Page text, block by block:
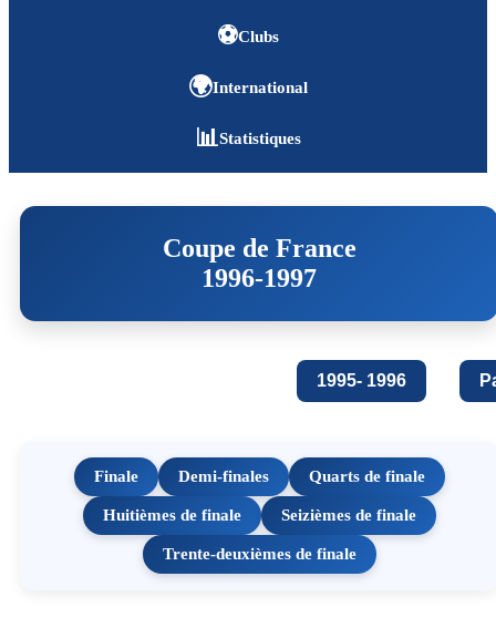
⚽Clubs
🌍International
📊Statistiques
Coupe de France
1996-1997
1995- 1996
Finale Demi-finales Quarts de finale
Huitièmes de finale Seizièmes de finale
Trente-deuxièmes de finale